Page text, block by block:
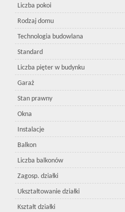
Liczba pokoi
Rodzaj domu
Technologia budowlana
Standard
Liczba pięter w budynku
Garaż
Stan prawny
Okna
Instalacje
Balkon
Liczba balkonów
Zagosp. działki
Ukształtowanie działki
Kształt działki